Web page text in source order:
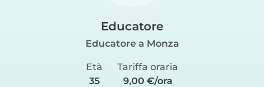
Educatore
Educatore a Monza
Età
35
Tariffa oraria
9,00 €/ora